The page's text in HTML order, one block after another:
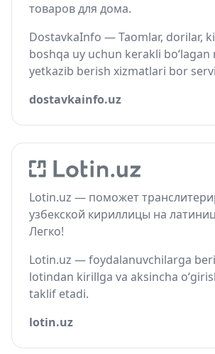
товаров для дома.
DostavkaInfo — Taomlar, dorilar,
boshqa uy uchun kerakli bo‘lagan
yetkazib berish xizmatlari bor
dostavkainfo.uz
Lotin.uz — поможет
узбекской кириллицы на
Легко!
Lotin.uz — foydalanuvchilarga
lotindan kirillga va aksincha
taklif etadi.
lotin.uz